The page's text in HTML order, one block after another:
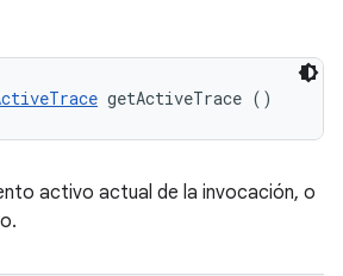
getActiveTrace ()
activo actual de la invocación, o